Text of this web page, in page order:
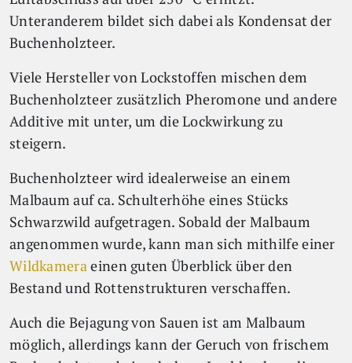
Unteranderem bildet sich dabei als Kondensat der
Buchenholzteer.
Viele Hersteller von Lockstoffen mischen dem
Buchenholzteer zusätzlich Pheromone und andere
Additive mit unter, um die Lockwirkung zu
steigern.
Buchenholzteer wird idealerweise an einem
Malbaum auf ca. Schulterhöhe eines Stücks
Schwarzwild aufgetragen. Sobald der Malbaum
angenommen wurde, kann man sich mithilfe einer
Wildkameraeinen guten Überblick über den
Bestand und Rottenstrukturen verschaffen.
Auch die Bejagung von Sauen ist am Malbaum
möglich, allerdings kann der Geruch von frischem